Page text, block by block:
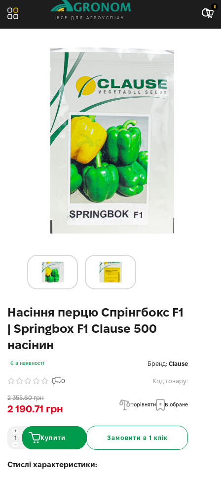
ВСЕ ДЛЯ АГРОУСПІХУ
0
Насіння перцю Спрінгбокс F1
| Springbox F1 Clause 500
насінин
Є в наявності Бренд: Clause
0 Код товару:
2 355.60 грн
2 190.71 грн Порівняти В обране
Купити Замовити в 1 клік
Стислі характеристики: